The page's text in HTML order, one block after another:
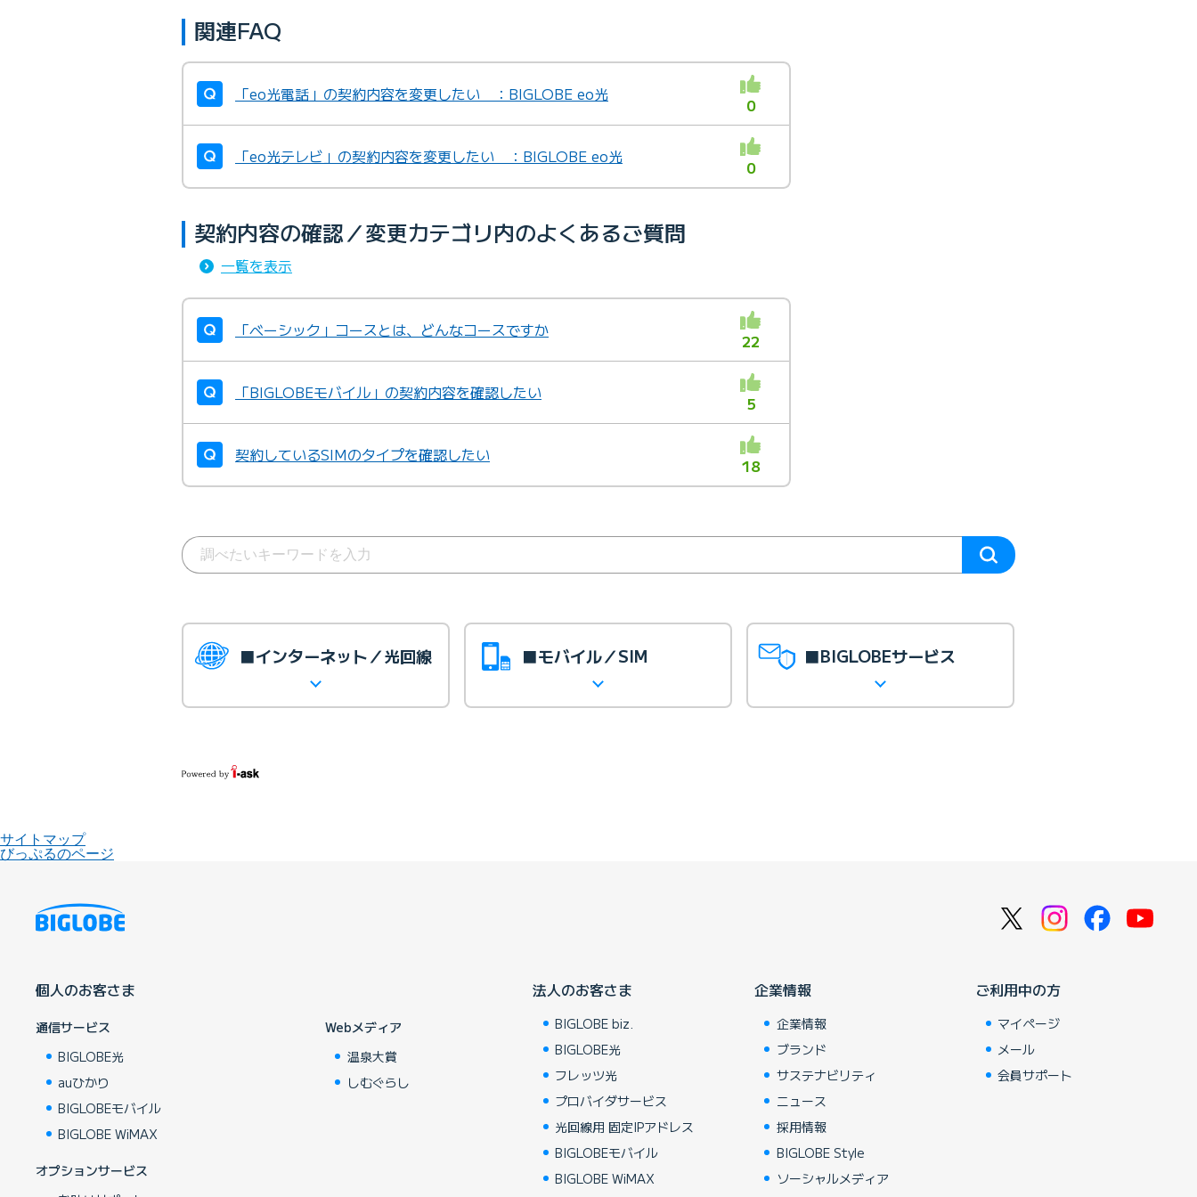
関連FAQ
「eo光電話」の契約内容を変更したい ：BIGLOBE eo光
0
「eo光テレビ」の契約内容を変更したい ：BIGLOBE eo光
0
契約内容の確認／変更カテゴリ内のよくあるご質問
一覧を表示
「ベーシック」コースとは、どんなコースですか
22
「BIGLOBEモバイル」の契約内容を確認したい
5
契約しているSIMのタイプを確認したい
18
■インターネット／光回線 ■モバイル／SIM ■BIGLOBEサービス
サイトマップ
びっぷるのページ
個人のお客さま
通信サービス
BIGLOBE光
auひかり
BIGLOBEモバイル
BIGLOBE WiMAX
オプションサービス
Webメディア
温泉大賞
しむぐらし
法人のお客さま
BIGLOBE biz.
BIGLOBE光
フレッツ光
プロバイダサービス
光回線用 固定IPアドレス
BIGLOBEモバイル
BIGLOBE WiMAX
企業情報
企業情報
ブランド
サステナビリティ
ニュース
採用情報
BIGLOBE Style
ソーシャルメディア
ご利用中の方
マイページ
メール
会員サポート